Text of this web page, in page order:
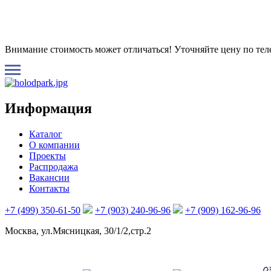
Внимание стоимость может отличаться! Уточняйте цену по
Информация
Каталог
О компании
Проекты
Распродажа
Вакансии
Контакты
+7 (499) 350-61-50 +7 (903) 240-96-96
+7 (909) 162-96-96
Москва, ул.Мясницкая, 30/1/2,стр.2